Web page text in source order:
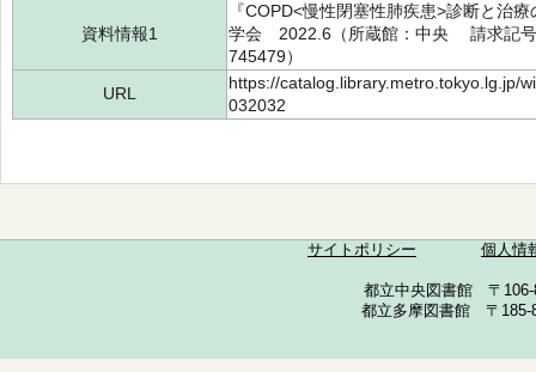
資料情報1
『COPD<慢性閉塞性肺疾患>診断と
学会 2022.6（所蔵館：中央 請求記
745479）
URL
https://catalog.library.metro.tokyo.lg.jp/
032032
サイトポリシー 個人情
都立中央図書館 〒
都立多摩図書館 〒185-